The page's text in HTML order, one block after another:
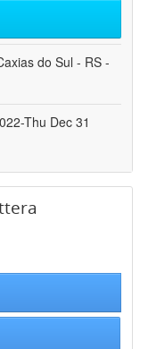
do Sul - RS -
Thu Dec 31